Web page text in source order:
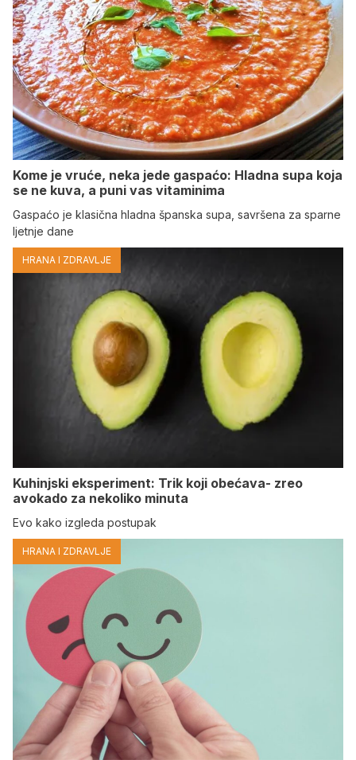
Kome je vruće, neka jede gaspaćo: Hladna supa koja
se ne kuva, a puni vas vitaminima
Gaspaćo je klasična hladna španska supa, savršena za sparne
ljetnje dane
HRANA I ZDRAVLJE
Kuhinjski eksperiment: Trik koji obećava- zreo
avokado za nekoliko minuta
Evo kako izgleda postupak
HRANA I ZDRAVLJE